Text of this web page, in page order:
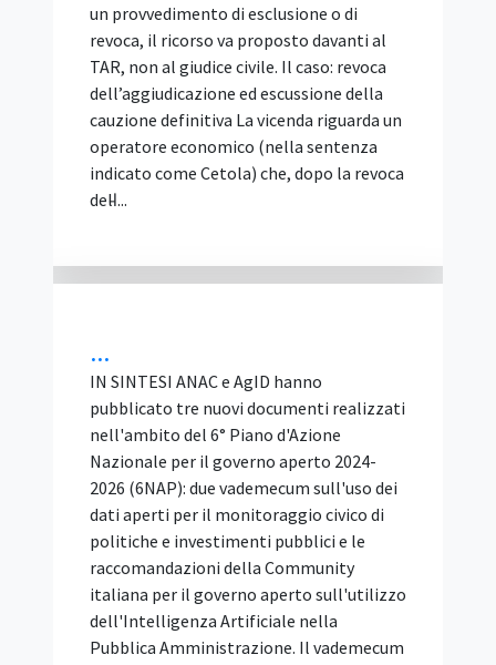
un provvedimento di esclusione o di
revoca, il ricorso va proposto davanti al
TAR, non al giudice civile. Il caso: revoca
dell’aggiudicazione ed escussione della
cauzione definitiva La vicenda riguarda un
operatore economico (nella sentenza
indicato come Cetola) che, dopo la revoca
dell̵...
...
IN SINTESI ANAC e AgID hanno
pubblicato tre nuovi documenti realizzati
nell'ambito del 6° Piano d'Azione
Nazionale per il governo aperto 2024-
2026 (6NAP): due vademecum sull'uso dei
dati aperti per il monitoraggio civico di
politiche e investimenti pubblici e le
raccomandazioni della Community
italiana per il governo aperto sull'utilizzo
dell'Intelligenza Artificiale nella
Pubblica Amministrazione. Il vademecum